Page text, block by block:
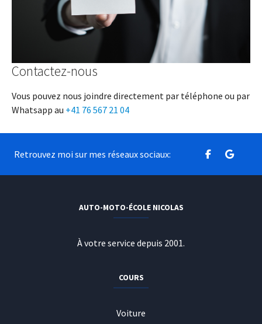
Contactez-nous
Vous pouvez nous joindre directement par téléphone ou par
Whatsapp au +41 76 567 21 04
Retrouvez moi sur mes réseaux sociaux:
AUTO-MOTO-ÉCOLE NICOLAS
À votre service depuis 2001.
COURS
Voiture